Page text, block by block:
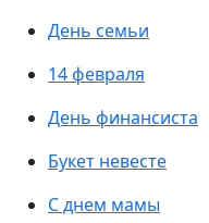
День семьи
14 февраля
День финансиста
Букет невесте
С днем мамы